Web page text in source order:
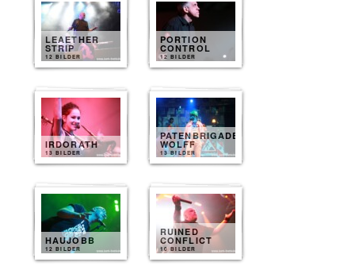
LEAETHER
STRIP
12 BILDER
PORTION
CONTROL
12 BILDER
IRDORATH
13 BILDER
PATENBRIGADE
WOLFF
13 BILDER
HAUJOBB
12 BILDER
RUINED
CONFLICT
10 BILDER